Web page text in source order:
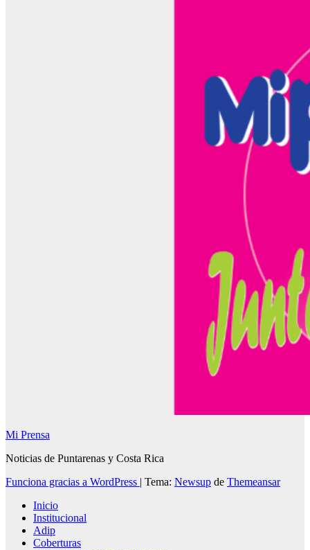
Mi Prensa
Noticias de Puntarenas y Costa Rica
Funciona gracias a WordPress | Tema: Newsup de Themeansar
Inicio
Institucional
Adip
Coberturas